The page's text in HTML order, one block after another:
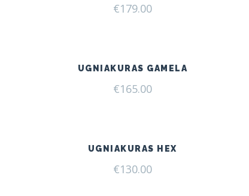
€179.00
UGNIAKURAS GAMELA
€165.00
UGNIAKURAS HEX
€130.00